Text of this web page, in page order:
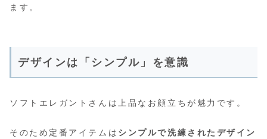
ます。
デザインは「シンプル」を意識
ソフトエレガントさんは上品なお顔立ちが魅力です。
そのため定番アイテムは シンプルで洗練されたデザイン